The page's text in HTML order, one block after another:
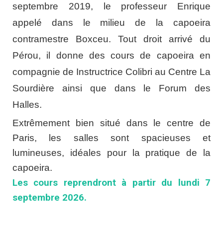
septembre 2019, le professeur Enrique
appelé dans le milieu de la capoeira
contramestre Boxceu. Tout droit arrivé du
Pérou, il donne des cours de capoeira en
compagnie de Instructrice Colibri au Centre La
Sourdière ainsi que dans le Forum des
Halles.
Extrêmement bien situé dans le centre de
Paris, les salles sont spacieuses et
lumineuses, idéales pour la pratique de la
capoeira.
Les cours reprendront à partir du lundi 7
septembre 2026.